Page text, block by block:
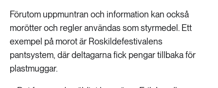
Förutom uppmuntran och information kan också
morötter och regler användas som styrmedel. Ett
exempel på morot är Roskildefestivalens
pantsystem, där deltagarna fick pengar tillbaka för
plastmuggar.